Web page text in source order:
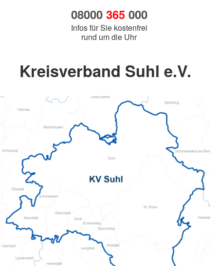
08000 365000
Infos für Sie kostenfrei
rund um die Uhr
Kreisverband Suhl e.V.